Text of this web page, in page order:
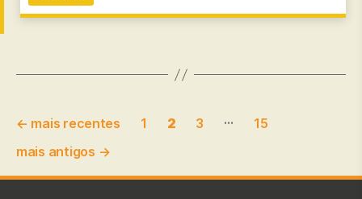
Paginação
dos
conteúdos
← mais recentes 1 2 3 …
15
mais antigos →